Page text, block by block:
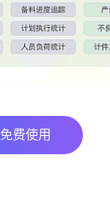
免费使用